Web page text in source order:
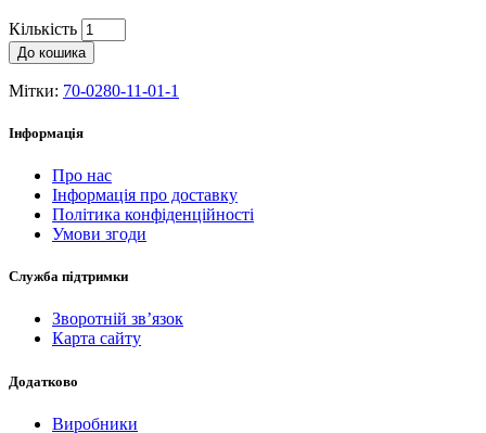
Кількість
До кошика
Мітки: 70-0280-11-01-1
Інформація
Про нас
Інформація про доставку
Політика конфіденційності
Умови згоди
Служба підтримки
Зворотній зв’язок
Карта сайту
Додатково
Виробники